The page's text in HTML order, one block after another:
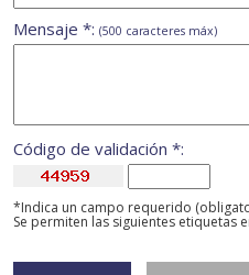
Mensaje *: (500 caracteres máx)
Código de validación *:
*Indica un campo requerido
Se permiten las siguientes etiquetas